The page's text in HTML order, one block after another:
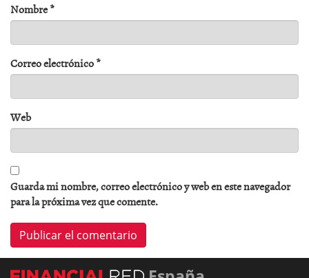
Nombre*
Correo electrónico*
Web
Guarda mi nombre, correo electrónico y web en este navegador
para la próxima vez que comente.